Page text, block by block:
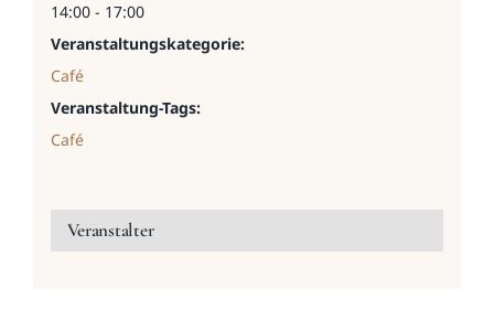
14:00 - 17:00
Veranstaltungskategorie:
Café
Veranstaltung-Tags:
Café
Veranstalter